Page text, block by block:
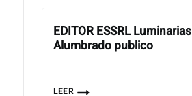
EDITOR ESSRL Luminarias
Alumbrado publico
LEER